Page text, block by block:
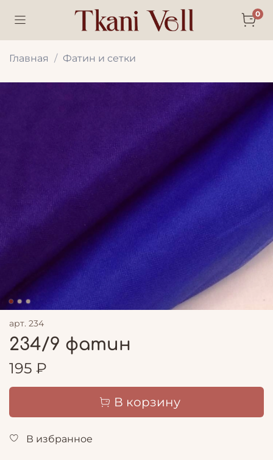
0
Главная Фатин и сетки
арт. 234
234/9 фатин
195 ₽
В корзину
В избранное